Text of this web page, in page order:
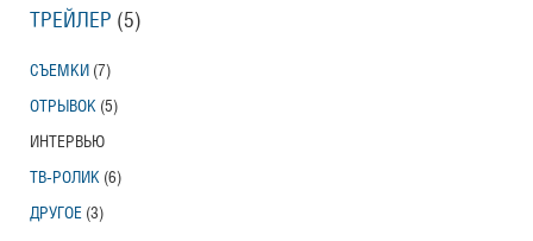
ТРЕЙЛЕР (5)
СЪЕМКИ (7)
ОТРЫВОК (5)
ИНТЕРВЬЮ
ТВ-РОЛИК (6)
ДРУГОЕ (3)